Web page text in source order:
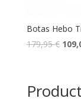
Botas Hebo
179,95€